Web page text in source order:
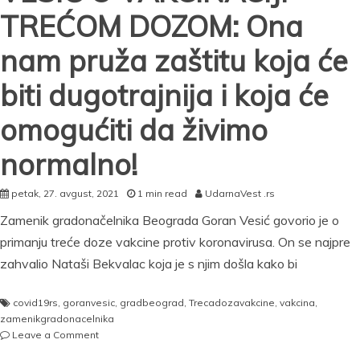
granici
TREĆOM DOZOM: Ona
nam pruža zaštitu koja će
biti dugotrajnija i koja će
omogućiti da živimo
normalno!
petak, 27. avgust, 2021 1 min read UdarnaVest .rs
Zamenik gradonačelnika Beograda Goran Vesić govorio je o
primanju treće doze vakcine protiv koronavirusa. On se najpre
zahvalio Nataši Bekvalac koja je s njim došla kako bi
covid19rs, goranvesic, gradbeograd, Trecadozavakcine, vakcina,
zamenikgradonacelnika
Leave a Commenton